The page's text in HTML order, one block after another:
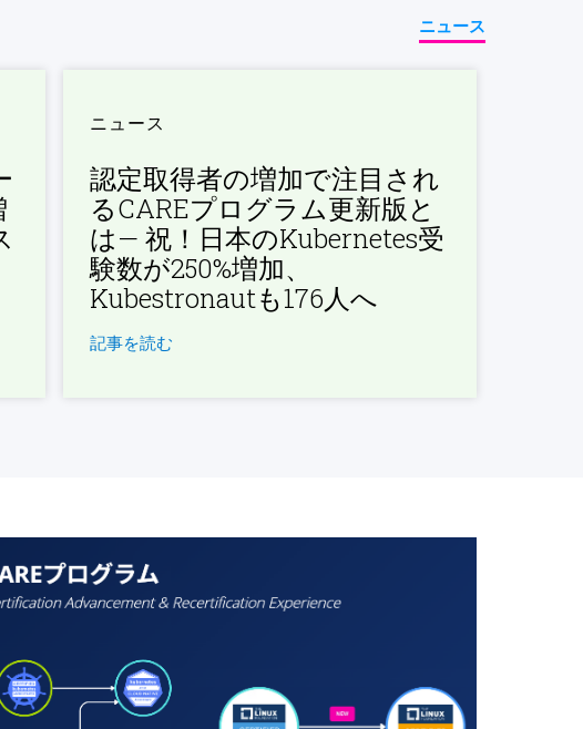
ニュース
ニュース
認定取得者の増加で注目され
るCAREプログラム更新版と
は— 祝！日本のKubernetes受
験数が250%増加、
Kubestronautも176人へ
記事を読む